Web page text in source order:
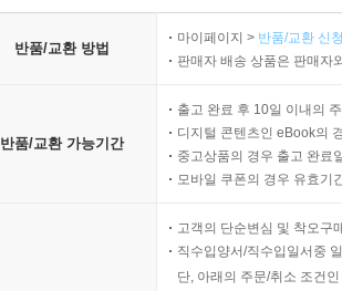
반품/교환 방법
마이페이지 > 반품/교환 신
판매자 배송 상품은 판매자
반품/교환 가능기간
출고 완료 후 10일 이내의
디지털 콘텐츠인 eBook의
중고상품의 경우 출고 완료
모바일 쿠폰의 경우 유효기
고객의 단순변심 및 착오구
직수입양서/직수입일서중
단, 아래의 주문/취소 조건